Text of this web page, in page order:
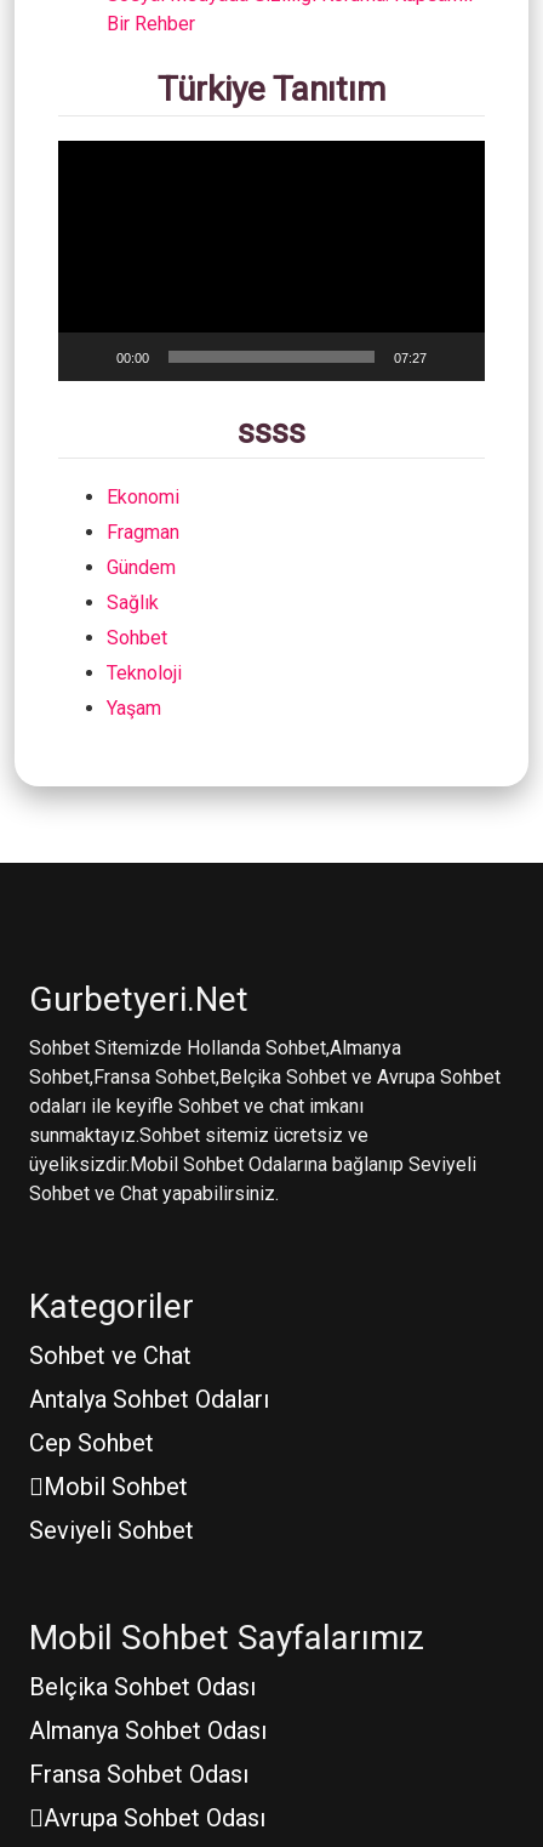
Bir Rehber
Türkiye Tanıtım
00:00 07:27
ssss
Ekonomi
Fragman
Gündem
Sağlık
Sohbet
Teknoloji
Yaşam
Gurbetyeri.Net
Sohbet Sitemizde Hollanda Sohbet,Almanya
Sohbet,Fransa Sohbet,Belçika Sohbet ve Avrupa Sohbet
odaları ile keyifle Sohbet ve chat imkanı
sunmaktayız.Sohbet sitemiz ücretsiz ve
üyeliksizdir.Mobil Sohbet Odalarına bağlanıp Seviyeli
Sohbet ve Chat yapabilirsiniz.
Kategoriler
Sohbet ve Chat
Antalya Sohbet Odaları
Cep Sohbet
Mobil Sohbet
Seviyeli Sohbet
Mobil Sohbet Sayfalarımız
Belçika Sohbet Odası
Almanya Sohbet Odası
Fransa Sohbet Odası
Avrupa Sohbet Odası